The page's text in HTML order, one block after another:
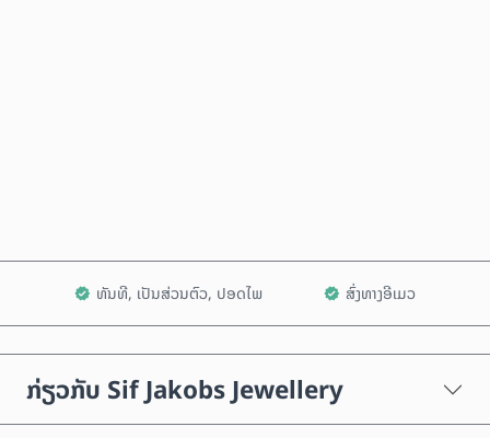
ທັນທີ, ເປັນສ່ວນຕົວ, ປອດໄພ ສົ່ງທາງອີເມວ
ກ່ຽວກັບ Sif Jakobs Jewellery